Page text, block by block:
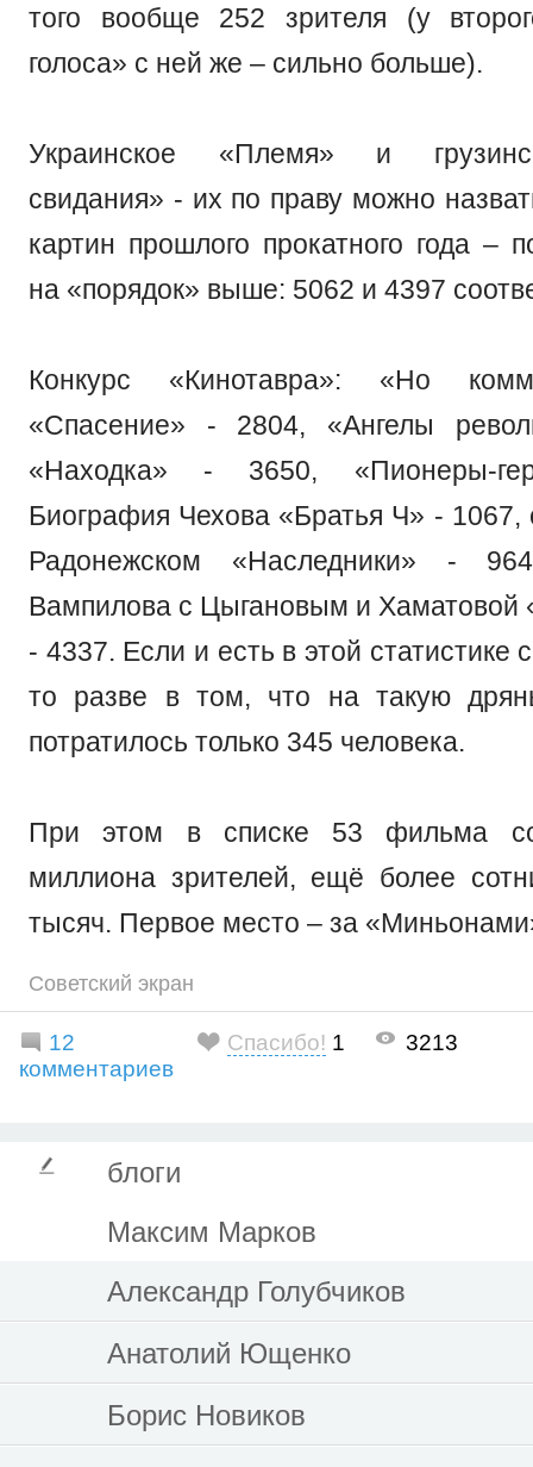
того вообще 252 зрителя (у
голоса» с ней же – сильно больше).
Украинское «Племя» и
свидания» - их по праву можно
картин прошлого прокатного года –
на «порядок» выше: 5062 и 4397
Конкурс «Кинотавра»: «Но
«Спасение» - 2804, «Ангелы
«Находка» - 3650, «Пионеры-
Биография Чехова «Братья Ч» - 1067,
Радонежском «Наследники» -
Вампилова с Цыгановым и Хаматовой
- 4337. Если и есть в этой статистике
то разве в том, что на такую
потратилось только 345 человека.
При этом в списке 53 фильма
миллиона зрителей, ещё более
тысяч. Первое место – за
Советский экран
12
комментариев
Спасибо! 1 3213
блоги
Максим Марков
Александр Голубчиков
Анатолий Ющенко
Борис Новиков